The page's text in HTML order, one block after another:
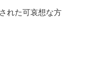
れた可哀想な方